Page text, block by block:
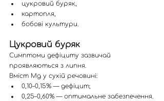
цукровий буряк,
картопля,
бобові культури.
Цукровий буряк
Симптоми дефіциту зазвичай
проявляються з липня.
Вміст Mg у сухій речовині:
0,10–0,15% — дефіцит;
0,25–0,60% — оптимальне забезпечення.